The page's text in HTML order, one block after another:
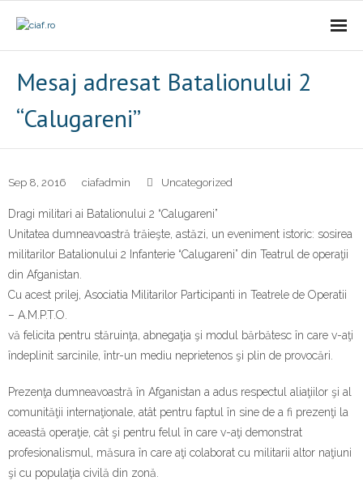
- Misiune
- Cariere
- Comunicat
Firme incubate
SAL
Mesaj adresat Batalionului 2
“Calugareni”
Sep 8, 2016 ciafadmin Uncategorized
Dragi militari ai Batalionului 2 “Calugareni”
Unitatea dumneavoastră trăieşte, astăzi, un eveniment istoric: sosirea
militarilor Batalionului 2 Infanterie “Calugareni” din Teatrul de operaţii
din Afganistan.
Cu acest prilej, Asociatia Militarilor Participanti in Teatrele de Operatii
– A.M.P.T.O.
vă felicita pentru stăruinţa, abnegaţia şi modul bărbătesc în care v-aţi
îndeplinit sarcinile, într-un mediu neprietenos şi plin de provocări.
Prezenţa dumneavoastră în Afganistan a adus respectul aliaţiilor şi al
comunităţii internaţionale, atât pentru faptul în sine de a fi prezenţi la
această operaţie, cât şi pentru felul în care v-aţi demonstrat
profesionalismul, măsura în care aţi colaborat cu militarii altor naţiuni
şi cu populaţia civilă din zonă.